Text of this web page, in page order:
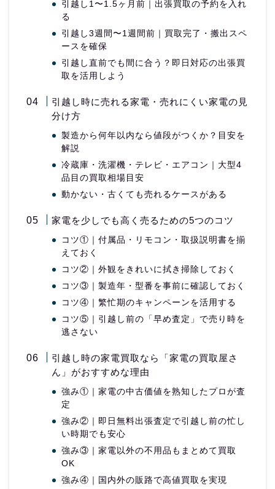
引越し1〜1.5ヶ月前｜出張買取の予約を入れ
る
引越し3週間〜1週間前｜買取完了・搬出スペ
ースを確保
引越し直前でも間に合う？即日対応の出張買
取を活用しよう
引越し時に売れる家電・売れにくい家電の見
分け方
製造から何年以内なら値段がつくか？目安を
解説
冷蔵庫・洗濯機・テレビ・エアコン｜大型4
品目の買取相場目安
動かない・古くても売れるケースがある
家電を少しでも高く売るための5つのコツ
コツ①｜付属品・リモコン・取扱説明書を揃
えておく
コツ②｜外観をきれいに拭き掃除しておく
コツ③｜製造年・型番を事前に確認しておく
コツ④｜繁忙期のキャンペーンを活用する
コツ⑤｜引越し前の「早め査定」で売り時を
逃さない
引越し時の家電買取なら「家電の買取屋さ
ん」がおすすめな理由
強み①｜家電の中古価値を熟知したプロが査
定
強み②｜即日無料出張査定で引越し前の忙し
い時期でも安心
強み③｜家電以外の不用品もまとめて買取
OK
強み④｜国内外の販路で高値買取を実現